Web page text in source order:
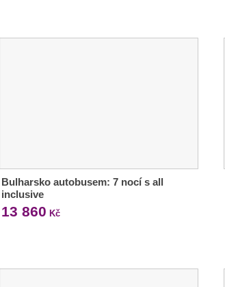
Bulharsko autobusem: 7 nocí s all
inclusive
13 860 Kč